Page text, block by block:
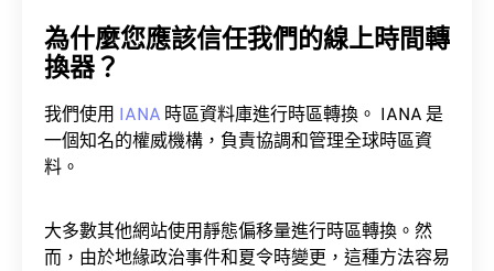
為什麼您應該信任我們的線上時間轉
換器？
我們使用 IANA 時區資料庫進行時區轉換。 IANA 是
一個知名的權威機構，負責協調和管理全球時區資
料。
大多數其他網站使用靜態偏移量進行時區轉換。然
而，由於地緣政治事件和夏令時變更，這種方法容易